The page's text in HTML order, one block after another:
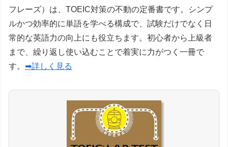
フレーズ）は、TOEIC対策の不動の定番書です。シンプ
ルかつ効率的に単語を学べる構成で、試験だけでなく日
常的な英語力の向上にも役立ちます。初心者から上級者
まで、繰り返し使い込むことで着実に力がつく一冊で
す。 ➡詳しく見る